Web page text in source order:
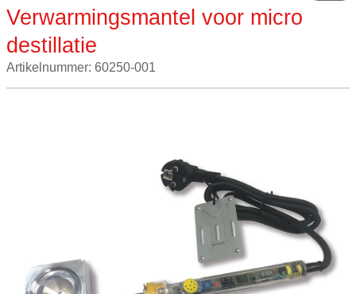
Verwarmingsmantel voor micro
destillatie
Artikelnummer: 60250-001